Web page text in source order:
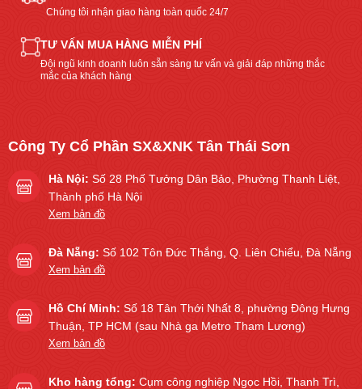
Chúng tôi nhận giao hàng toàn quốc 24/7
TƯ VẤN MUA HÀNG MIỄN PHÍ
Đội ngũ kinh doanh luôn sẵn sàng tư vấn và giải đáp những thắc
mắc của khách hàng
Công Ty Cổ Phần SX&XNK Tân Thái Sơn
Hà Nội: Số 28 Phố Tưởng Dân Bảo, Phường Thanh Liệt,
Thành phố Hà Nội
Xem bản đồ
Đà Nẵng: Số 102 Tôn Đức Thắng, Q. Liên Chiểu, Đà Nẵng
Xem bản đồ
Hồ Chí Minh: Số 18 Tân Thới Nhất 8, phường Đông Hưng
Thuận, TP HCM (sau Nhà ga Metro Tham Lương)
Xem bản đồ
Kho hàng tổng: Cụm công nghiệp Ngọc Hồi, Thanh Trì,